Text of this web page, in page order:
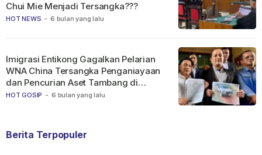
HOT NEWS - 6 bulan yang lalu
Chui Mie Menjadi Tersangka???
HOT GOSIP - 6 bulan yang lalu
Imigrasi Entikong Gagalkan Pelarian
WNA China Tersangka Penganiayaan
dan Pencurian Aset Tambang di
Ketapang
Berita Terpopuler